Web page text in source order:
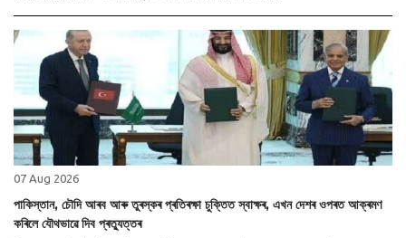
07 Aug 2026
পাকিস্তান, চৌদি আৰব আৰু তুৰস্কৰ প্ৰতিৰক্ষা চুক্তিত স্বাক্ষৰ, এখন দেশৰ ওপৰত আক্ৰমণ
কৰিলে যৌথভাৱে দিব প্ৰত্যুত্তৰ